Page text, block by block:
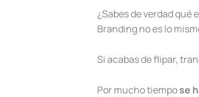
¿Sabes de verdad qué
Branding no es lo
Si acabas de flipar,
Por mucho tiempose